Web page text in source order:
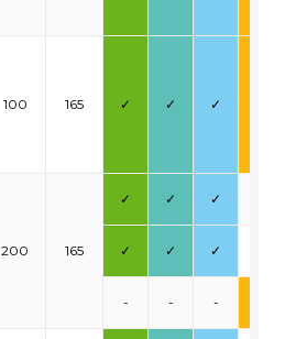
100 165 ✓ ✓ ✓
200 165
✓ ✓ ✓
✓ ✓ ✓
- - -